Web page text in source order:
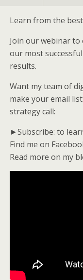
Learn from the
Join our webinar
our most
results.
Want my team of
make your email
strategy call:
►Subscribe: to
Find me on
Read more on my